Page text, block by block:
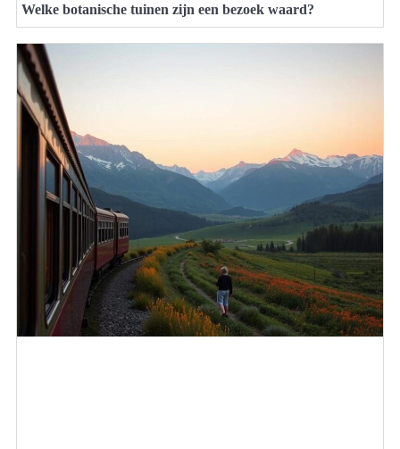
Welke botanische tuinen zijn een bezoek waard?